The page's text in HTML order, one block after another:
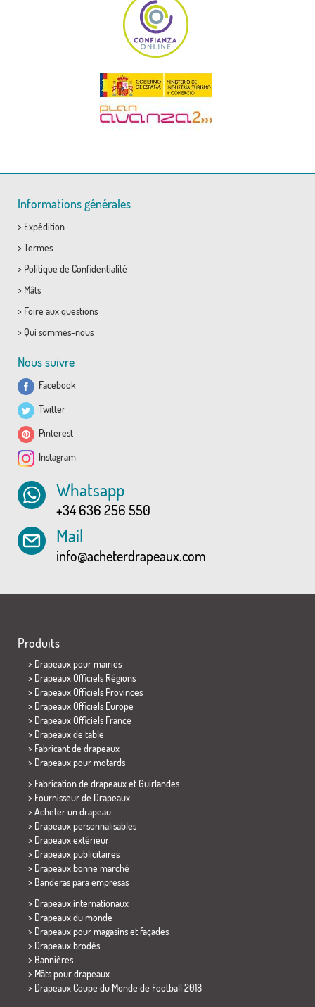
Informations générales
> Expédition
> Termes
> Politique de Confidentialité
> Mâts
> Foire aux questions
> Qui sommes-nous
Nous suivre
Facebook
Twitter
Pinterest
Instagram
Whatsapp
+34 636 256 550
Mail
info@acheterdrapeaux.com
Produits
> Drapeaux pour mairies
> Drapeaux Officiels Régions
> Drapeaux Officiels Provinces
> Drapeaux Officiels Europe
> Drapeaux Officiels France
> Drapeaux de table
> Fabricant de drapeaux
> Drapeaux pour motards
> Fabrication de drapeaux et Guirlandes
> Fournisseur de Drapeaux
> Acheter un drapeau
> Drapeaux personnalisables
> Drapeaux extérieur
> Drapeaux publicitaires
> Drapeaux bonne marché
> Banderas para empresas
> Drapeaux internationaux
> Drapeaux du monde
> Drapeaux pour magasins et façades
> Drapeaux brodés
> Bannières
> Mâts pour drapeaux
> Drapeaux Coupe du Monde de Football 2018